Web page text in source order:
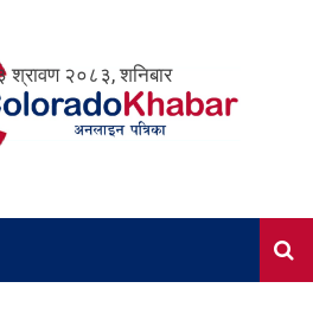
श्रावण २०८३, शनिबार